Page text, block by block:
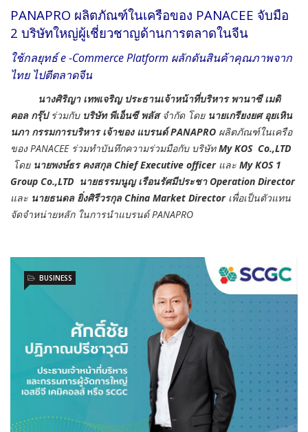
PANAPRO ผลิตภัณฑ์ในเครือของ PANACEE จับมือ
2 บริษัทใหญ่ผู้เชี่ยวชาญด้านการตลาดในจีน
ใช้กลยุทธ์ e -Commerce Platform ผลักดันสินค้าคุณภาพจาก
ไทย ไปตีตลาดจีน
นางศิริญา เทพเจริญ ประธานเจ้าหน้าที่บริหาร พานาซี เมดิ
คอล กรุ๊ปร่วมกับ บริษัท พีเอ็นซี พลัสจำกัด โดย นายเกรียงยศ อุยเหิน
นภา กรรมการบริหาร เจ้าของ แบรนด์ PANAPRO ผลิตภัณฑ์ในเครือ
ของ PANACEE ร่วมทำบันทึกความร่วมมือกับ บริษัทMy KOS Co.,LTD
โดย นายพงษ์ธร คงสกุล Chief Executive officerและ My KOS 1
Group Co.,LTD นายธรรมนูญ เรือนรัศมีประชา Operation Director
และ นายธนดล ยิ่งศิรีวรกุล China Market Directorเพื่อเป็นตัวแทน
จัดจำหน่ายหลัก ในการนำแบรนด์ PANAPRO
BUSINESS